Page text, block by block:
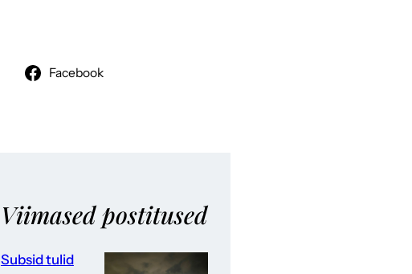
Facebook
Viimased postitused
Subsid tulid